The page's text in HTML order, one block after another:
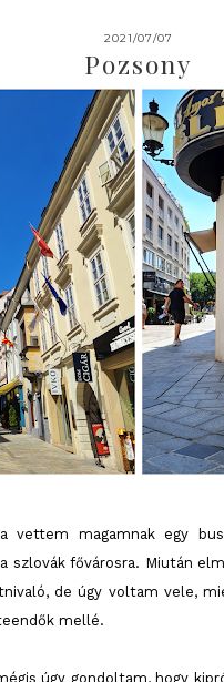
2021/07/07
Pozsony
magamnak egy
szlovák fővárosra. Miután
de úgy voltam vele,
mellé.
úgy gondoltam, hogy